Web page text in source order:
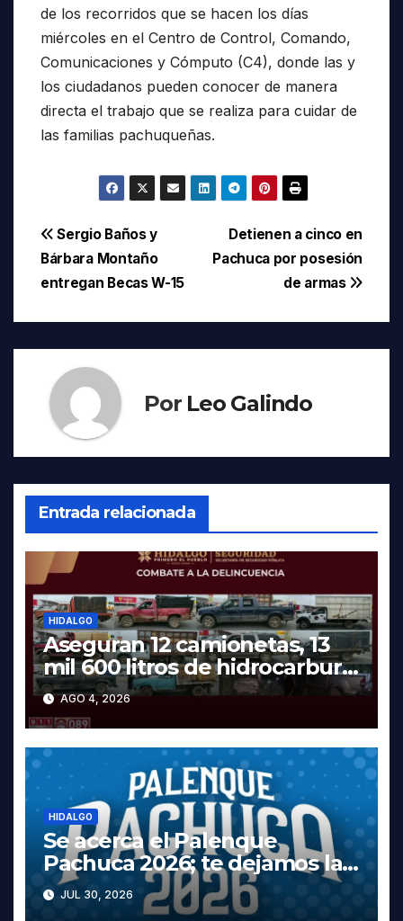
de los recorridos que se hacen los días
miércoles en el Centro de Control, Comando,
Comunicaciones y Cómputo (C4), donde las y
los ciudadanos pueden conocer de manera
directa el trabajo que se realiza para cuidar de
las familias pachuqueñas.
Navegación
de
entradas
Detienen a cinco en
Pachuca por posesión
de armas
Sergio Baños y
Bárbara Montaño
entregan Becas W-15
Por Leo Galindo
Entrada relacionada
HIDALGO
Aseguran 12 camionetas, 13
mil 600 litros de hidrocarburo
y dos vehículos robados en
Tula
AGO 4, 2026
HIDALGO
Se acerca el Palenque
Pachuca 2026; te dejamos la
cartelera completa, las fechas
y los precios
JUL 30, 2026